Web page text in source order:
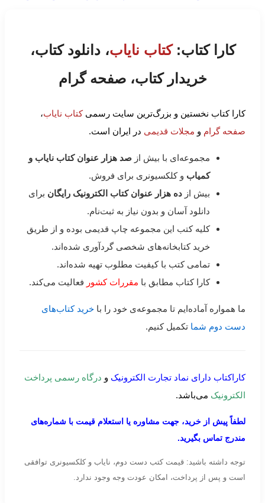
کارا کتاب:کتاب نایاب، دانلود کتاب،
خریدار کتاب، صفحه گرام
کارا کتاب نخستین و بزرگ‌ترین سایت رسمیکتاب نایاب،
صفحه گرام و مجلات قدیمی در ایران است.
مجموعه‌ای با بیش از صد هزار عنوان کتاب نایاب و
کمیاب و کلکسیونری برای فروش.
بیش از ده هزار عنوان کتاب الکترونیک رایگان برای
دانلود آسان و بدون نیاز به ثبت‌نام.
کلیه کتب این مجموعه چاپ قدیمی بوده و از طریق
خرید کتابخانه‌های شخصی گردآوری شده‌اند.
تمامی کتب با کیفیت مطلوب تهیه شده‌اند.
کارا کتاب مطابق با مقررات کشور فعالیت می‌کند.
ما همواره آماده‌ایم تا مجموعه‌ی خود را با خرید کتاب‌های
دست دوم شما تکمیل کنیم.
کاراکتاب دارای نماد تجارت الکترونیک و درگاه رسمی پرداخت
الکترونیک می‌باشد.
لطفاً پیش از خرید، جهت مشاوره یا استعلام قیمت با شماره‌های
مندرج تماس بگیرید.
توجه داشته باشید: قیمت کتب دست دوم، نایاب و کلکسیونری توافقی
است و پس از پرداخت، امکان عودت وجه وجود ندارد.